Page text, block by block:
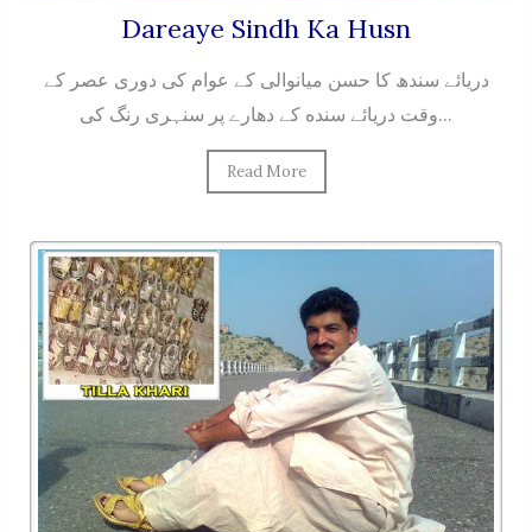
Dareaye Sindh Ka Husn
دریائے سندھ کا حسن میانوالی کے عوام کی دوری عصر کے
وقت دریائے سنده کے دهارے پر سنہری رنگ کی...
Read More